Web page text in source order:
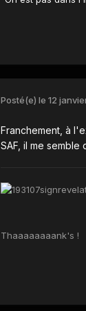
Posté(e) le 12
Franchement, à
SAF, il me
Thaaaaaaaank's !